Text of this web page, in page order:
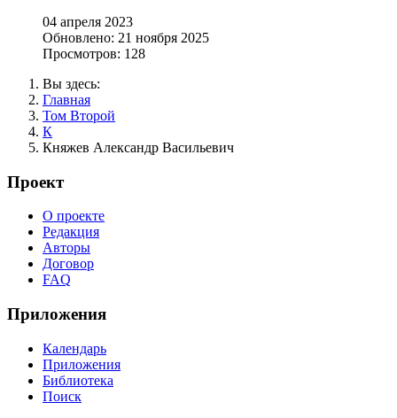
04 апреля 2023
Обновлено: 21 ноября 2025
Просмотров: 128
Вы здесь:
Главная
Том Второй
К
Княжев Александр Васильевич
Проект
О проекте
Редакция
Авторы
Договор
FAQ
Приложения
Календарь
Приложения
Библиотека
Поиск